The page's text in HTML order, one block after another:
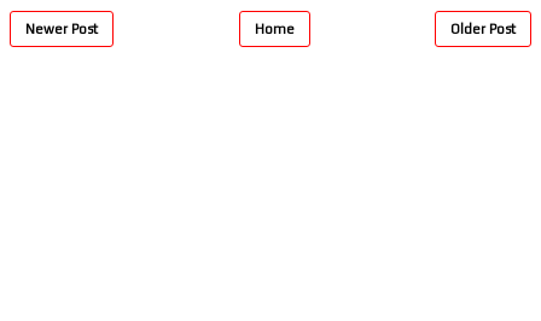
Newer Post Older Post
Home